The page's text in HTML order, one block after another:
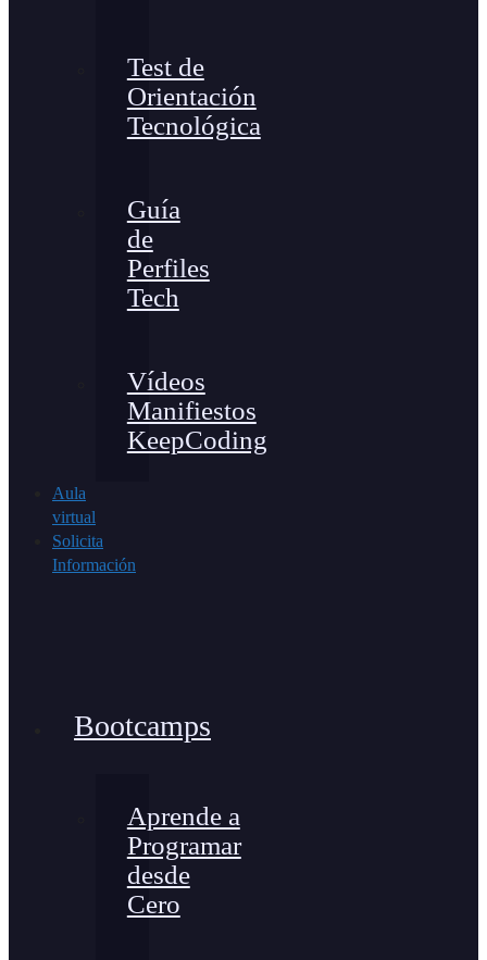
Test de
Orientación
Tecnológica
Guía
de
Perfiles
Tech
Vídeos
Manifiestos
KeepCoding
Aula
virtual
Solicita
Información
Bootcamps
Aprende a
Programar
desde
Cero